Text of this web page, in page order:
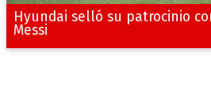
Hyundai selló su patrocinio
Messi